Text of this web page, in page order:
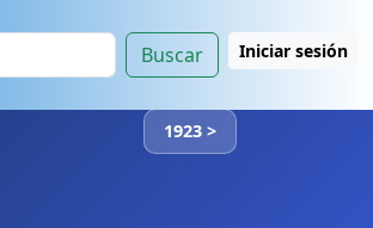
Buscar Iniciar sesión
1923 >